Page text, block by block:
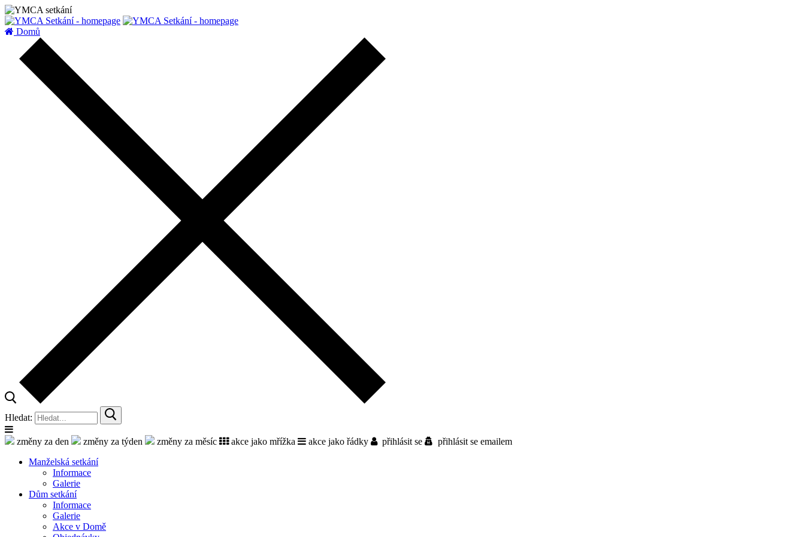
Domů
Hledat:
změny za den změny za týden změny za měsíc akce jako mřížka akce jako řádky přihlásit se
přihlásit se emailem
Manželská setkání
Informace
Galerie
Dům setkání
Informace
Galerie
Akce v Domě
zatížení serveru